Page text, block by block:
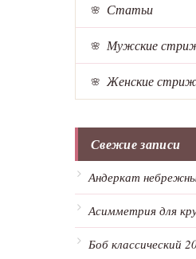
Статьи
Мужские
Женские
Свежие записи
Андеркат
Асимметрия для
Боб классический